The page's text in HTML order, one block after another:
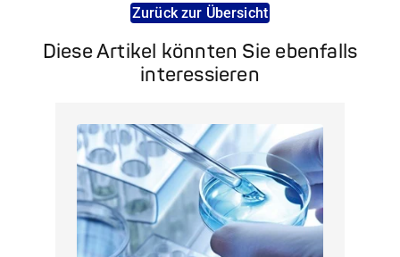
Zurück zur Übersicht
Diese Artikel könnten Sie ebenfalls
interessieren